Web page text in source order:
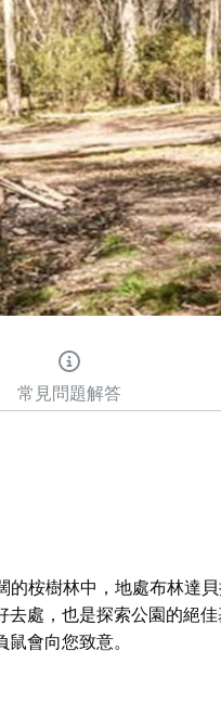
常見問題解答
的桉樹林中，地處布林達
處，也是探索公園的絕
會向您致意。
處，也是探索公園的絕佳